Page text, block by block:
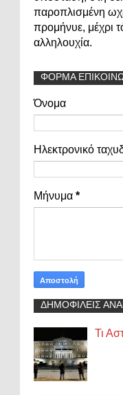
παροπλισμένη
προμήνυε, μέχρι
αλληλουχία.
ΦΟΡΜΑ
Όνομα
Ηλεκτρονικό
Μήνυμα *
ΔΗΜΟΦΙΛΕΙΣ
Τι